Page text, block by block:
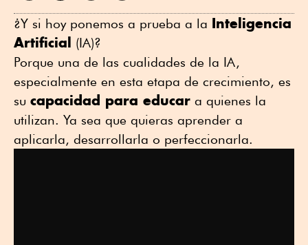
¿Y si hoy ponemos a prueba a la Inteligencia
Artificial (IA)?
Porque una de las cualidades de la IA,
especialmente en esta etapa de crecimiento, es
su capacidad para educar a quienes la
utilizan. Ya sea que quieras aprender a
aplicarla, desarrollarla o perfeccionarla.